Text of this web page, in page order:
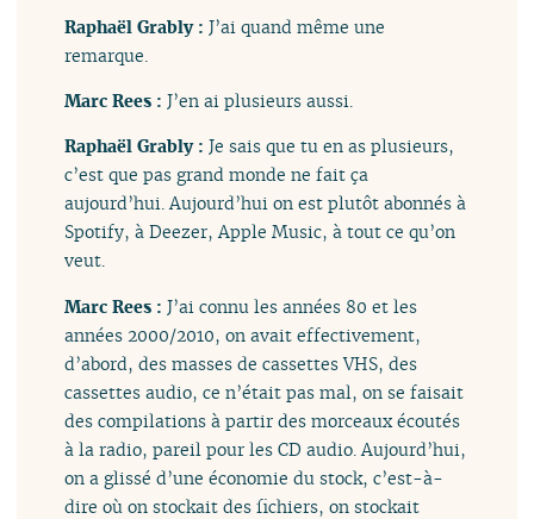
Raphaël Grably :J’ai quand même une
remarque.
Marc Rees :J’en ai plusieurs aussi.
Raphaël Grably :Je sais que tu en as plusieurs,
c’est que pas grand monde ne fait ça
aujourd’hui. Aujourd’hui on est plutôt abonnés à
Spotify, à Deezer, Apple Music, à tout ce qu’on
veut.
Marc Rees :J’ai connu les années 80 et les
années 2000/2010, on avait effectivement,
d’abord, des masses de cassettes VHS, des
cassettes audio, ce n’était pas mal, on se faisait
des compilations à partir des morceaux écoutés
à la radio, pareil pour les CD audio. Aujourd’hui,
on a glissé d’une économie du stock, c’est-à-
dire où on stockait des fichiers, on stockait